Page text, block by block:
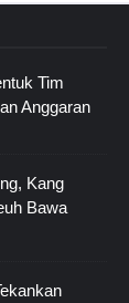
Tim
Anggaran
Kang
Bawa